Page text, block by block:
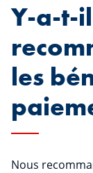
Y-a-t-
les
Nous